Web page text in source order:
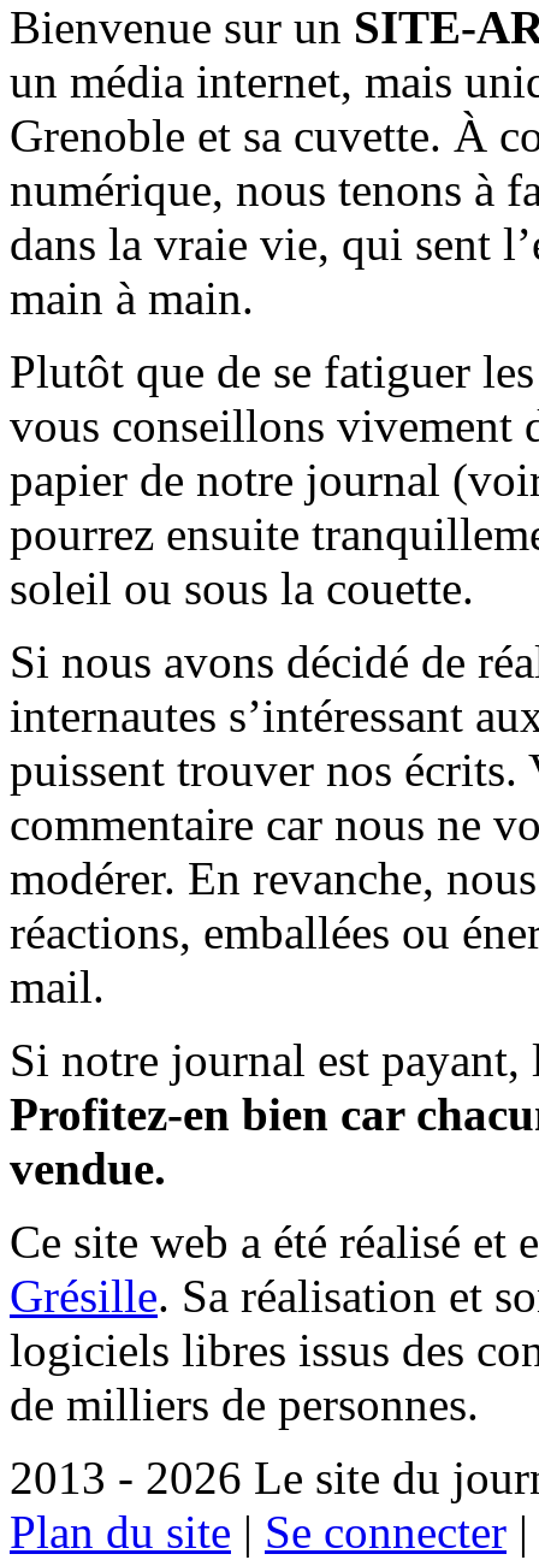
Bienvenue sur un SITE-
un média internet, mais
Grenoble et sa cuvette. À
numérique, nous tenons à
dans la vraie vie, qui sent
main à main.
Plutôt que de se fatiguer
vous conseillons vivement
papier de notre journal
pourrez ensuite
soleil ou sous la couette.
Si nous avons décidé de
internautes s’intéressant
puissent trouver nos écrits.
commentaire car nous ne
modérer. En revanche,
réactions, emballées ou
mail.
Si notre journal est payant,
Profitez-en bien car
vendue.
Ce site web a été réalisé et
Grésille. Sa réalisation et
logiciels libres issus des
de milliers de personnes.
2013 - 2026 Le site du
Plan du site | Se connecter |